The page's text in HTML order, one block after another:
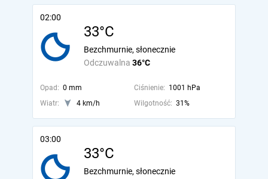
02:00
33°C
Odczuwalna 36°C
Bezchmurnie, słonecznie
Opad: 0 mm Ciśnienie: 1001 hPa
Wiatr:
4 km/h Wilgotność: 31%
03:00
33°C
Bezchmurnie, słonecznie